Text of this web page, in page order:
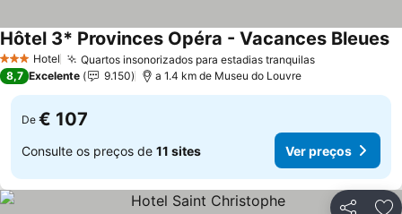
3 EstrelasHotel Quartos insonorizados para estadias tranquilas
Hôtel 3* Provinces Opéra - Vacances Bleues
8,7 Excelente 9.150 a 1.4 km de Museu do Louvre
De € 107
Consulte os preços de 11 sites Ver preços